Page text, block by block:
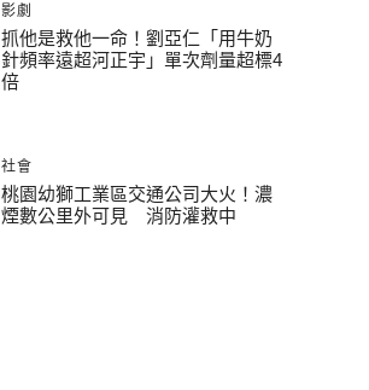
影劇
抓他是救他一命！劉亞仁「用牛奶
針頻率遠超河正宇」單次劑量超標4
倍
社會
桃園幼獅工業區交通公司大火！濃
煙數公里外可見 消防灌救中